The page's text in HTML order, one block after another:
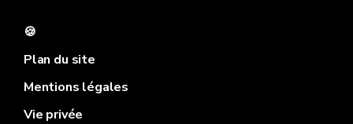
🍪
Plan du site
Mentions légales
Vie privée